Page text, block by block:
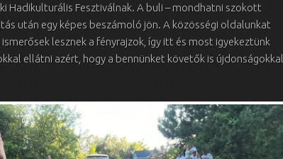
Hadikulturális Fesztiválnak. A buli – mondhatni szokott
után egy képes beszámoló jön. A közösségi oldalunkat
lesznek a fényrajzok, így itt és most igyekeztünk
ellátni azért, hogy a bennünket követők is újdonságokkal